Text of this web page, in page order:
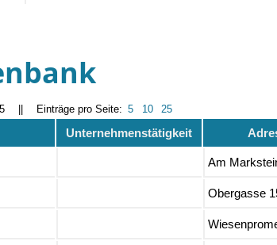
Einträge pro Seite: 5 10 25
Unternehmenstätigkeit
Am
Obergasse